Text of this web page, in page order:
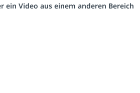
ein Video aus einem anderen Bereich